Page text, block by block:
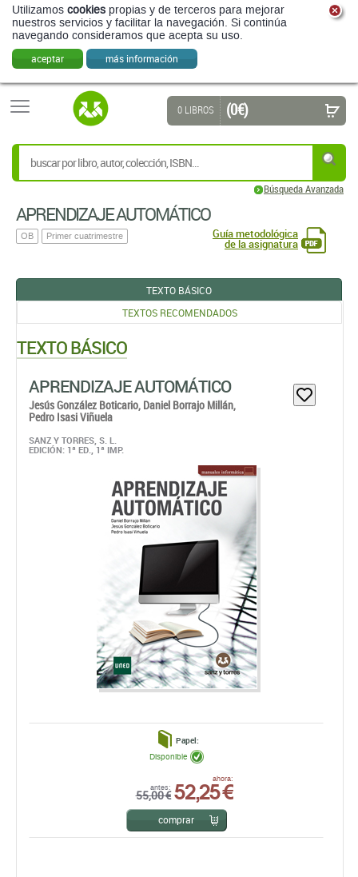
Utilizamos cookies propias y de terceros para mejorar
nuestros servicios y facilitar la navegación. Si continúa
navegando consideramos que acepta su uso.
aceptar más información
Búsqueda Avanzada
0 LIBROS (0 €)
APRENDIZAJE AUTOMÁTICO
OB Primer cuatrimestre Guía metodológica
de la asignatura
TEXTO BÁSICO
TEXTOS RECOMENDADOS
TEXTO BÁSICO
APRENDIZAJE AUTOMÁTICO
Jesús González Boticario, Daniel Borrajo Millán,
Pedro Isasi Viñuela
SANZ Y TORRES, S. L.
EDICIÓN: 1ª ED., 1ª IMP.
Papel:
antes:
55,00 €
ahora:
52,25 €
Disponible
comprar